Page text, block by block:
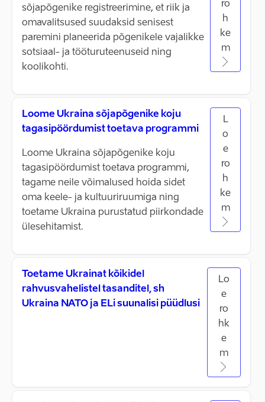
sõjapõgenike registreerimine, et riik ja
omavalitsused suudaksid senisest
paremini planeerida põgenikele vajalikke
sotsiaal- ja tööturuteenuseid ning
koolikohti.
ro
h
ke
m
Loome Ukraina sõjapõgenike koju
tagasipöördumist toetava programmi
Loome Ukraina sõjapõgenike koju
tagasipöördumist toetava programmi,
tagame neile võimalused hoida sidet
oma keele- ja kultuuriruumiga ning
toetame Ukraina purustatud piirkondade
ülesehitamist.
L
o
e
ro
h
ke
m
Toetame Ukrainat kõikidel
rahvusvahelistel tasanditel, sh
Ukraina NATO ja ELi suunalisi püüdlusi
Lo
e
ro
hk
e
m